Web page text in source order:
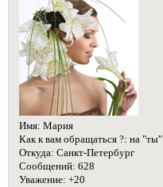
Имя: Мария
Как к вам обращаться ?: на "ты"
Откуда: Санкт-Петербург
Сообщений: 628
Уважение: +20